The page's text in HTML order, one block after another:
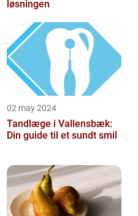
løsningen
02 may 2024
Tandlæge i Vallensbæk:
Din guide til et sundt smil